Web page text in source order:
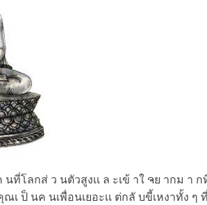
โลกส่ ว นตัวสูงเเ ล ะเข้ าใ ຈย ากม า
เ ป็ นค นเพื่อนเยอะเเ ต่กลั บขี้เหงาทั้ง ๆ